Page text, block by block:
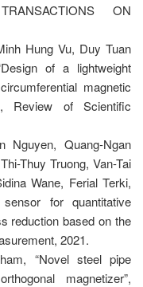
ON
Hung Vu, Duy Tuan
of a lightweight
magnetic
Review of Scientific
Nguyen, Quang-Ngan
Thuy Truong, Van-Tai
Wane, Ferial Terki,
for quantitative
reduction based on the
2021.
“Novel steel pipe
magnetizer”,